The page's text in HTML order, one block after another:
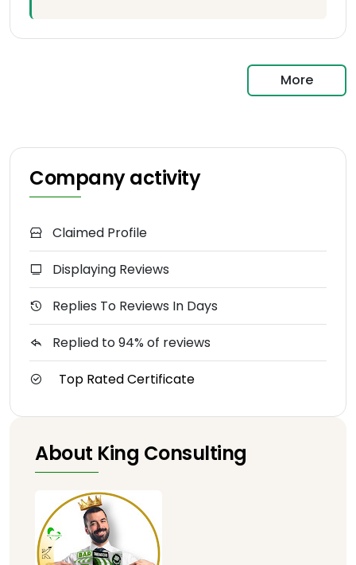
More
Company activity
Claimed Profile
Displaying Reviews
Replies To Reviews In Days
Replied to 94% of reviews
Top Rated Certificate
About King Consulting